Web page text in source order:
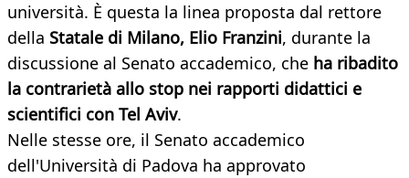
università. È questa la linea proposta dal rettore
della Statale di Milano, Elio Franzini, durante la
discussione al Senato accademico, che ha ribadito
la contrarietà allo stop nei rapporti didattici e
scientifici con Tel Aviv.
Nelle stesse ore, il Senato accademico
dell'Università di Padova ha approvato